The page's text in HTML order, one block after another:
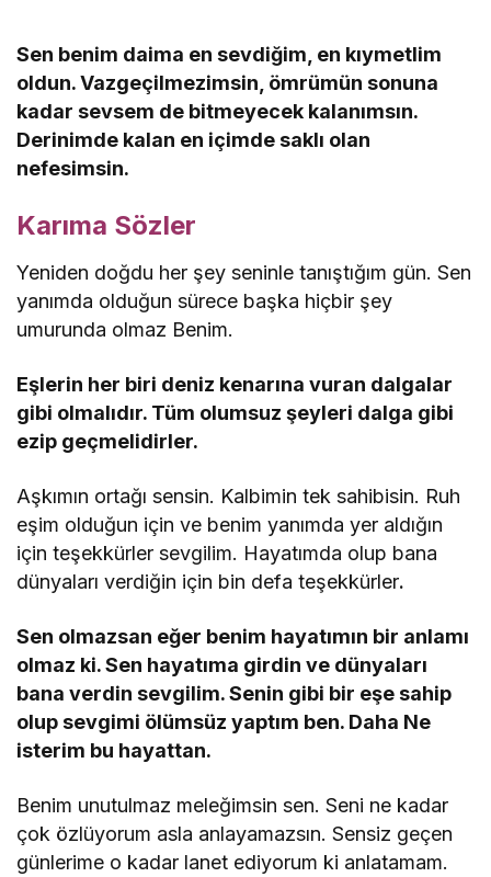
Sen benim daima en sevdiğim, en kıymetlim
oldun. Vazgeçilmezimsin, ömrümün sonuna
kadar sevsem de bitmeyecek kalanımsın.
Derinimde kalan en içimde saklı olan
nefesimsin.
Karıma Sözler
Yeniden doğdu her şey seninle tanıştığım gün. Sen
yanımda olduğun sürece başka hiçbir şey
umurunda olmaz Benim.
Eşlerin her biri deniz kenarına vuran dalgalar
gibi olmalıdır. Tüm olumsuz şeyleri dalga gibi
ezip geçmelidirler.
Aşkımın ortağı sensin. Kalbimin tek sahibisin. Ruh
eşim olduğun için ve benim yanımda yer aldığın
için teşekkürler sevgilim. Hayatımda olup bana
dünyaları verdiğin için bin defa teşekkürler.
Sen olmazsan eğer benim hayatımın bir anlamı
olmaz ki. Sen hayatıma girdin ve dünyaları
bana verdin sevgilim. Senin gibi bir eşe sahip
olup sevgimi ölümsüz yaptım ben. Daha Ne
isterim bu hayattan.
Benim unutulmaz meleğimsin sen. Seni ne kadar
çok özlüyorum asla anlayamazsın. Sensiz geçen
günlerime o kadar lanet ediyorum ki anlatamam.